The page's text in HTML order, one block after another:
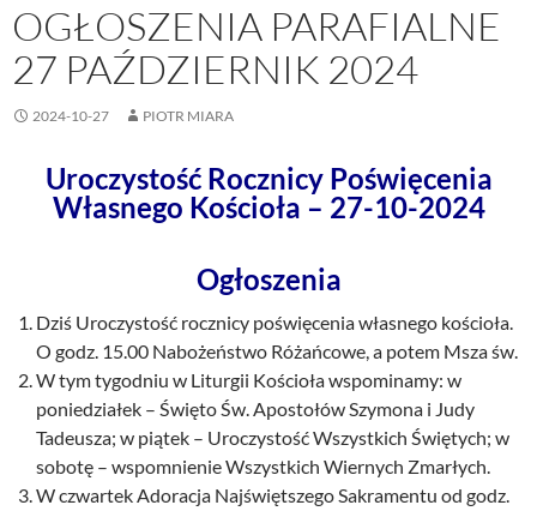
OGŁOSZENIA PARAFIALNE
27 PAŹDZIERNIK 2024
2024-10-27 PIOTR MIARA
Uroczystość Rocznicy Poświęcenia
Własnego Kościoła – 27-10-2024
Ogłoszenia
Dziś Uroczystość rocznicy poświęcenia własnego kościoła.
O godz. 15.00 Nabożeństwo Różańcowe, a potem Msza św.
W tym tygodniu w Liturgii Kościoła wspominamy: w
poniedziałek – Święto Św. Apostołów Szymona i Judy
Tadeusza; w piątek – Uroczystość Wszystkich Świętych; w
sobotę – wspomnienie Wszystkich Wiernych Zmarłych.
W czwartek Adoracja Najświętszego Sakramentu od godz.